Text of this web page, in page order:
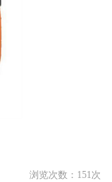
浏览次数： 151次